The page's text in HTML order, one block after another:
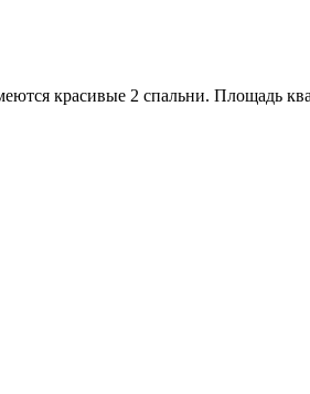
красивые 2 спальни. Площадь